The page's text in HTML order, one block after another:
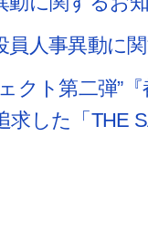
員人事異動に
クト第二弾”
求した「THE